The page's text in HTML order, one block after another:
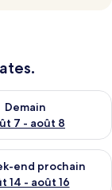
7
Demain
7 - août 8
pour
7 - août 9
end prochain
14 - août 16
pour